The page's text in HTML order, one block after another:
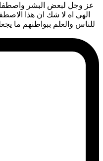
عز وجل لبعض البشر
الهي اه لا شك ان هذا
للناس والعلم ببواطنهم ما